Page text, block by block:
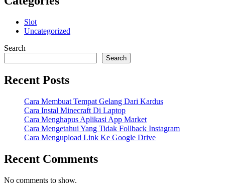
Slot
Uncategorized
Search
Search
Recent Posts
Cara Membuat Tempat Gelang Dari Kardus
Cara Instal Minecraft Di Laptop
Cara Menghapus Aplikasi App Market
Cara Mengetahui Yang Tidak Follback Instagram
Cara Mengupload Link Ke Google Drive
Recent Comments
No comments to show.